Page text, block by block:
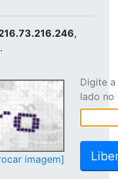
,
imagem]
Digite
lado no